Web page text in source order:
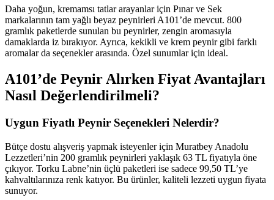
Daha yoğun, kremamsı tatlar arayanlar için Pınar ve Sek
markalarının tam yağlı beyaz peynirleri A101’de mevcut. 800
gramlık paketlerde sunulan bu peynirler, zengin aromasıyla
damaklarda iz bırakıyor. Ayrıca, kekikli ve krem peynir gibi farklı
aromalar da seçenekler arasında. Özel sunumlar için ideal.
A101’de Peynir Alırken Fiyat Avantajları
Nasıl Değerlendirilmeli?
Uygun Fiyatlı Peynir Seçenekleri Nelerdir?
Bütçe dostu alışveriş yapmak isteyenler için Muratbey Anadolu
Lezzetleri’nin 200 gramlık peynirleri yaklaşık 63 TL fiyatıyla öne
çıkıyor. Torku Labne’nin üçlü paketleri ise sadece 99,50 TL’ye
kahvaltılarınıza renk katıyor. Bu ürünler, kaliteli lezzeti uygun fiyata
sunuyor.